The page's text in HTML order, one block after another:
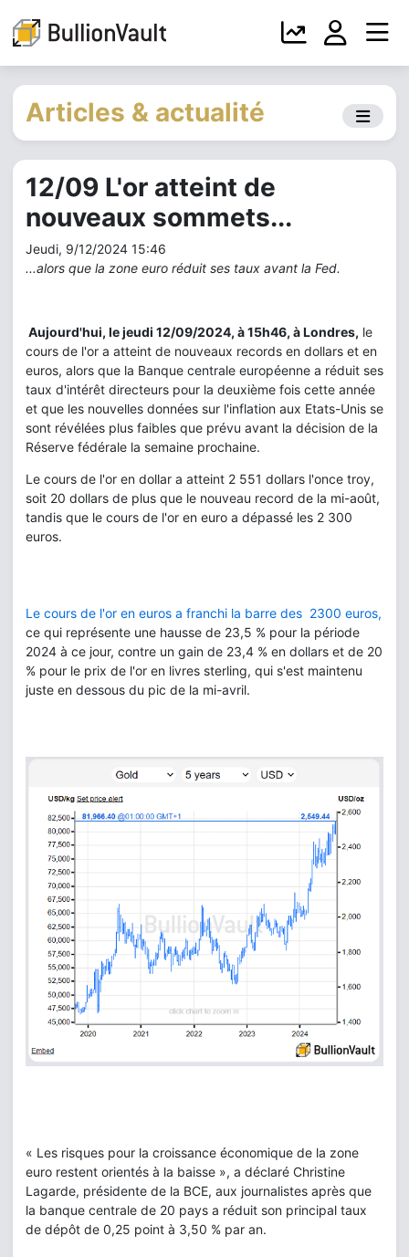
Articles & actualité
12/09 L'or atteint de
nouveaux sommets...
Jeudi, 9/12/2024 15:46
...alors que la zone euro réduit ses taux avant la Fed.
Aujourd'hui, le jeudi 12/09/2024, à 15h46, à Londres, le
cours de l'or a atteint de nouveaux records en dollars et en
euros, alors que la Banque centrale européenne a réduit ses
taux d'intérêt directeurs pour la deuxième fois cette année
et que les nouvelles données sur l'inflation aux Etats-Unis se
sont révélées plus faibles que prévu avant la décision de la
Réserve fédérale la semaine prochaine.
Le cours de l'or en dollar a atteint 2 551 dollars l'once troy,
soit 20 dollars de plus que le nouveau record de la mi-août,
tandis que le cours de l'or en euro a dépassé les 2 300
euros.
Le cours de l'or en euros a franchi la barre des 2300 euros,
ce qui représente une hausse de 23,5 % pour la période
2024 à ce jour, contre un gain de 23,4 % en dollars et de 20
% pour le prix de l'or en livres sterling, qui s'est maintenu
juste en dessous du pic de la mi-avril.
« Les risques pour la croissance économique de la zone
euro restent orientés à la baisse », a déclaré Christine
Lagarde, présidente de la BCE, aux journalistes après que
la banque centrale de 20 pays a réduit son principal taux
de dépôt de 0,25 point à 3,50 % par an.